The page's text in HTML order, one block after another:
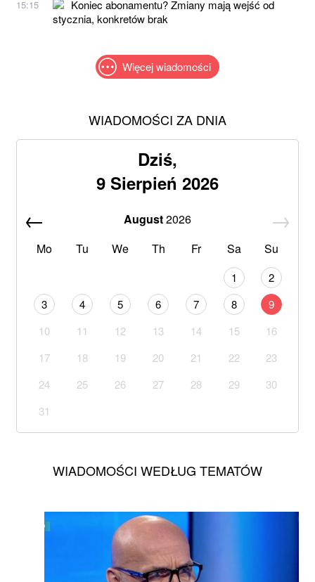
15:15
Koniec abonamentu? Zmiany mają wejść od
stycznia, konkretów brak
Więcej wiadomości
WIADOMOŚCI ZA DNIA
Dziś,
9 Sierpień 2026
August2026
Mo
Tu We Th Fr Sa Su
1
2
3
4 5 6 7 8
9
10
11 12 13 14 15
16
17
18 19 20 21 22
23
24
25 26 27 28 29
30
31
WIADOMOŚCI WEDŁUG TEMATÓW